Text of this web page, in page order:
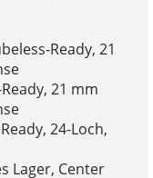
Ready, 21
21 mm
24-Loch,
Lager, Center